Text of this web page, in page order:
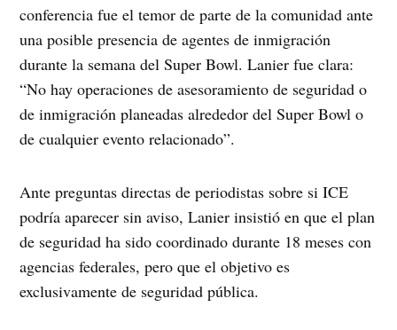
conferencia fue el temor de parte de la comunidad ante
una posible presencia de agentes de inmigración
durante la semana del Super Bowl. Lanier fue clara:
“No hay operaciones de asesoramiento de seguridad o
de inmigración planeadas alrededor del Super Bowl o
de cualquier evento relacionado”.
Ante preguntas directas de periodistas sobre si ICE
podría aparecer sin aviso, Lanier insistió en que el plan
de seguridad ha sido coordinado durante 18 meses con
agencias federales, pero que el objetivo es
exclusivamente de seguridad pública.